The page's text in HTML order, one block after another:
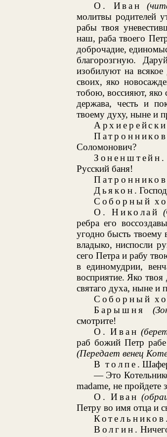
О. Иван
молитвы родителей
рабы твоя
наш, раба твоего
доброчадие,
благорозгную.
изобилуют на
своих, яко
тобою, воссияют, яко
держава, честь и
твоему духу, ныне и
Патронников
Соломонович?
Зоненштейн .
Русский баня!
Патронников
Дьякон .
Соборный
О. Николай
ребра его
угодно бысть твоему
владыко, ниспосли
сего Петра и рабу
в единомудрии,
восприятие. Яко твоя
святаго духа, ныне и
Соборный
Барышня
смотрите!
О. Иван
раб божий Петр
(Передает венец
В толпе .
— Это
madame, не пройдете
О. Иван
Петру во имя отца и
Котельников
Волгин .